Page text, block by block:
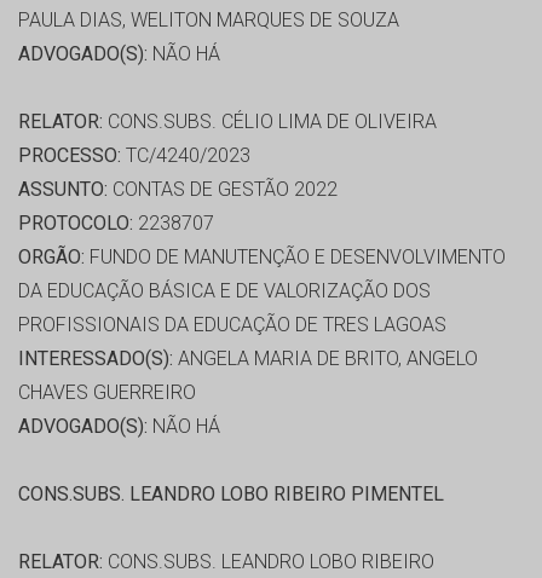
PAULA DIAS, WELITON MARQUES DE SOUZA
ADVOGADO(S): NÃO HÁ
RELATOR: CONS.SUBS. CÉLIO LIMA DE OLIVEIRA
PROCESSO: TC/4240/2023
ASSUNTO: CONTAS DE GESTÃO 2022
PROTOCOLO: 2238707
ORGÃO: FUNDO DE MANUTENÇÃO E DESENVOLVIMENTO
DA EDUCAÇÃO BÁSICA E DE VALORIZAÇÃO DOS
PROFISSIONAIS DA EDUCAÇÃO DE TRES LAGOAS
INTERESSADO(S): ANGELA MARIA DE BRITO, ANGELO
CHAVES GUERREIRO
ADVOGADO(S): NÃO HÁ
CONS.SUBS. LEANDRO LOBO RIBEIRO PIMENTEL
RELATOR: CONS.SUBS. LEANDRO LOBO RIBEIRO